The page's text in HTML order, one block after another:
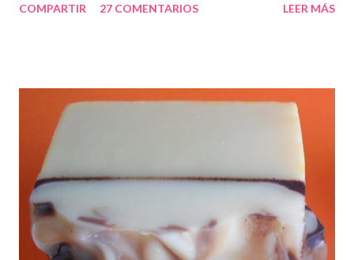
COMPARTIR 27 COMENTARIOS LEER MÁS